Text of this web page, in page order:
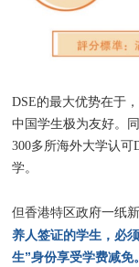
DSE的最大优势在于
中国学生极为友好。
300多所海外大学认
学。
但香港特区政府一纸
养人签证的学生，必
生”身份享受学费减免。